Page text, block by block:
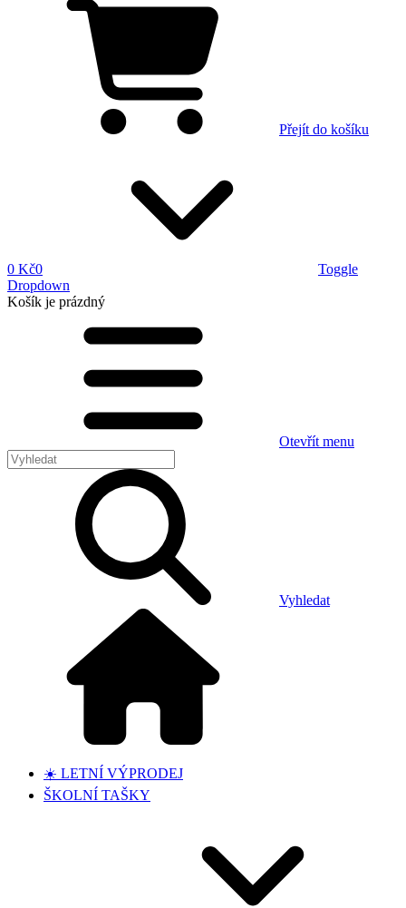
Přejít do košíku
0 Kč0
Toggle
Dropdown
Košík je prázdný
Otevřít menu
Vyhledat
☀️ LETNÍ VÝPRODEJ
ŠKOLNÍ TAŠKY